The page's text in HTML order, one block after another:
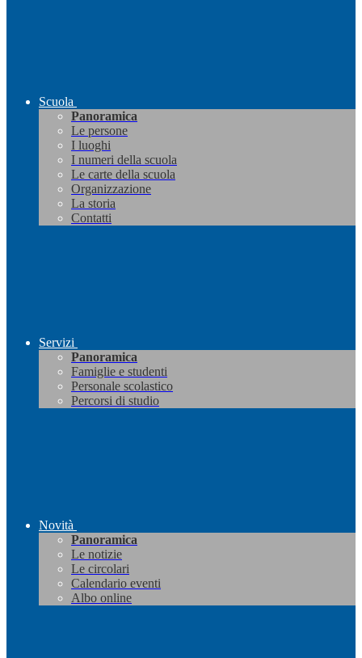
Scuola
Panoramica
Le persone
I luoghi
I numeri della scuola
Le carte della scuola
Organizzazione
La storia
Contatti
Servizi
Panoramica
Famiglie e studenti
Personale scolastico
Percorsi di studio
Novità
Panoramica
Le notizie
Le circolari
Calendario eventi
Albo online